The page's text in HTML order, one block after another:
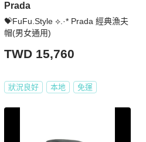
Prada
💝FuFu.Style ⟡.·* Prada 經典漁夫
帽(男女通用)
TWD 15,760
狀況良好 本地 免運